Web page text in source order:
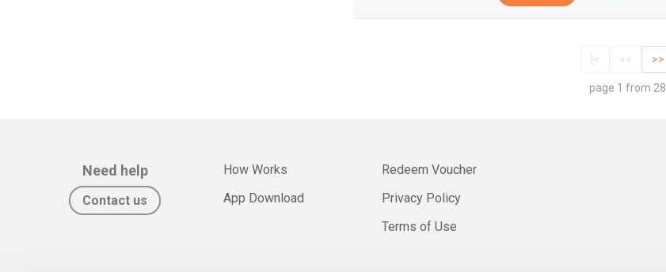
|< << >>
page 1 from 28
Need help
Contact us
How Works
App Download
Redeem Voucher
Privacy Policy
Terms of Use